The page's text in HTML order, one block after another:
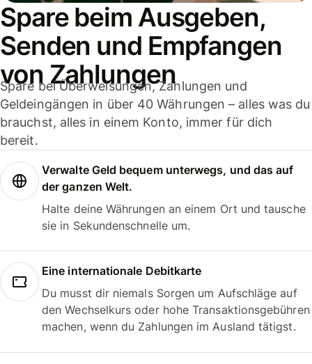
Spare beim Ausgeben,
Senden und Empfangen
von Zahlungen
Spare bei Überweisungen, Zahlungen und
Geldeingängen in über 40 Währungen – alles was du
brauchst, alles in einem Konto, immer für dich
bereit.
Verwalte Geld bequem unterwegs, und das auf
der ganzen Welt.
Halte deine Währungen an einem Ort und tausche
sie in Sekundenschnelle um.
Eine internationale Debitkarte
Du musst dir niemals Sorgen um Aufschläge auf
den Wechselkurs oder hohe Transaktionsgebühren
machen, wenn du Zahlungen im Ausland tätigst.